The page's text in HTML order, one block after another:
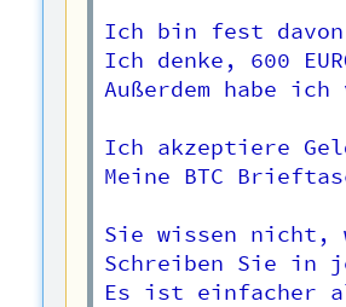
Ich bin fest davon
Ich denke, 600
Außerdem habe
Ich akzeptiere
Meine BTC
Sie wissen nicht,
Schreiben Sie in
Es ist einfacher